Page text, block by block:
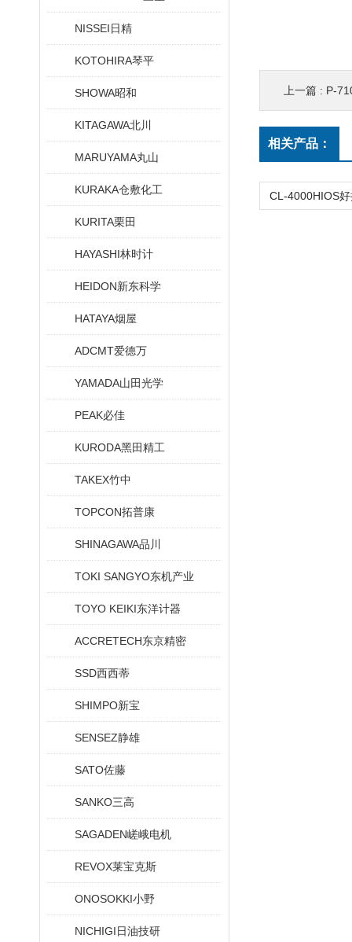
NISSEI日精
KOTOHIRA琴平
SHOWA昭和
KITAGAWA北川
MARUYAMA丸山
KURAKA仓敷化工
KURITA栗田
HAYASHI林时计
HEIDON新东科学
HATAYA烟屋
ADCMT爱德万
YAMADA山田光学
PEAK必佳
KURODA黑田精工
TAKEX竹中
TOPCON拓普康
SHINAGAWA品川
TOKI SANGYO东机产业
TOYO KEIKI东洋计器
ACCRETECH东京精密
SSD西西蒂
SHIMPO新宝
SENSEZ静雄
SATO佐藤
SANKO三高
SAGADEN嵯峨电机
REVOX莱宝克斯
ONOSOKKI小野
NICHIGI日油技研
上一篇 : P-
相关产品：